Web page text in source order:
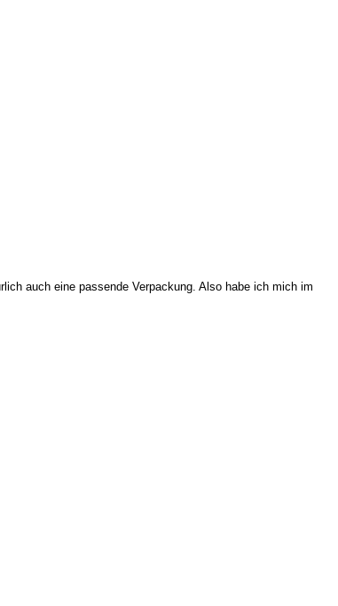
auch eine passende Verpackung. Also habe ich mich im